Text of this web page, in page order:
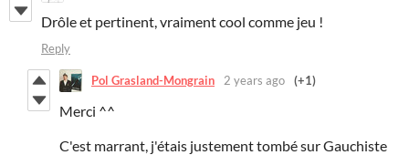
Drôle et pertinent, vraiment cool comme jeu !
Reply
Pol Grasland-Mongrain 2 years ago (+1)
Merci ^^
C'est marrant, j'étais justement tombé sur Gauchiste